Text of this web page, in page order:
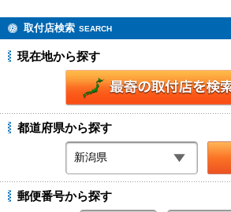
取付店検索 SEARCH
現在地から探す
都道府県から探す
郵便番号から探す